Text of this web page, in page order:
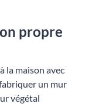
propre
la maison avec
un mur
végétal